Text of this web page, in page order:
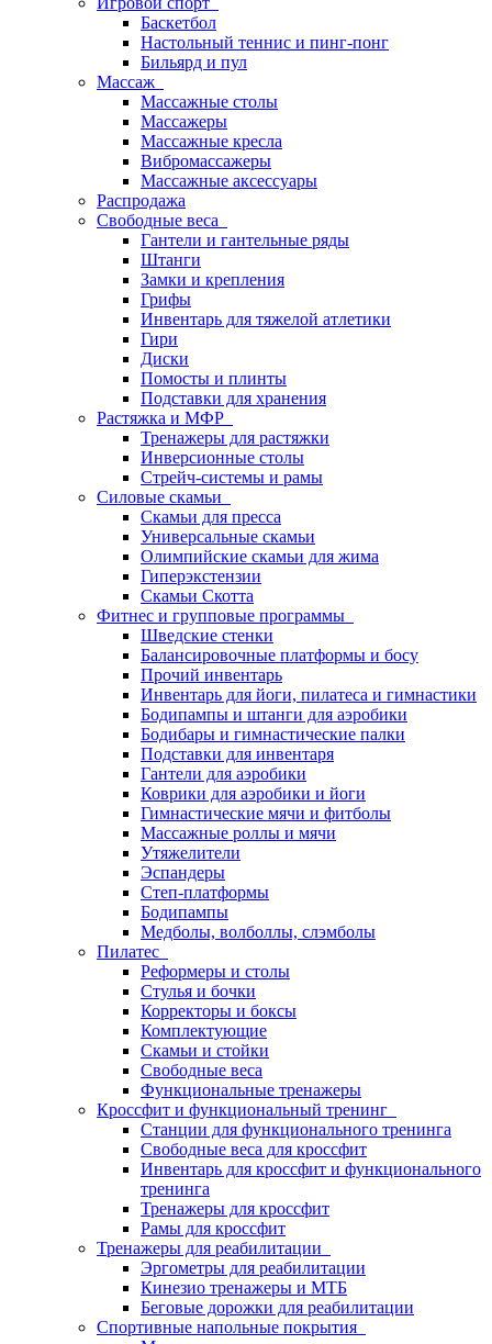
Баскетбол
Настольный теннис и пинг-понг
Бильярд и пул
Массаж
Массажные столы
Массажеры
Массажные кресла
Вибромассажеры
Массажные аксессуары
Распродажа
Свободные веса
Гантели и гантельные ряды
Штанги
Замки и крепления
Грифы
Инвентарь для тяжелой атлетики
Гири
Диски
Помосты и плинты
Подставки для хранения
Растяжка и МФР
Тренажеры для растяжки
Инверсионные столы
Стрейч-системы и рамы
Силовые скамьи
Скамьи для пресса
Универсальные скамьи
Олимпийские скамьи для жима
Гиперэкстензии
Скамьи Скотта
Фитнес и групповые программы
Шведские стенки
Балансировочные платформы и босу
Прочий инвентарь
Инвентарь для йоги, пилатеса и гимнастики
Бодипампы и штанги для аэробики
Бодибары и гимнастические палки
Подставки для инвентаря
Гантели для аэробики
Коврики для аэробики и йоги
Гимнастические мячи и фитболы
Массажные роллы и мячи
Утяжелители
Эспандеры
Степ-платформы
Бодипампы
Медболы, волболлы, слэмболы
Пилатес
Реформеры и столы
Стулья и бочки
Корректоры и боксы
Комплектующие
Скамьи и стойки
Свободные веса
Функциональные тренажеры
Кроссфит и функциональный тренинг
Станции для функционального тренинга
Свободные веса для кроссфит
Инвентарь для кроссфит и функционального
тренинга
Тренажеры для кроссфит
Рамы для кроссфит
Тренажеры для реабилитации
Эргометры для реабилитации
Кинезио тренажеры и МТБ
Беговые дорожки для реабилитации
Спортивные напольные покрытия